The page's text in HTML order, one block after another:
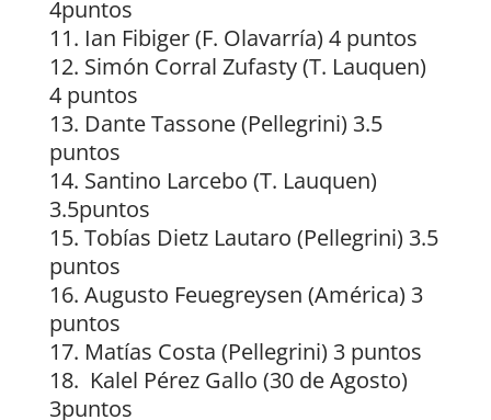
4puntos
11. Ian Fibiger (F. Olavarría) 4 puntos
12. Simón Corral Zufasty (T. Lauquen)
4 puntos
13. Dante Tassone (Pellegrini) 3.5
puntos
14. Santino Larcebo (T. Lauquen)
3.5puntos
15. Tobías Dietz Lautaro (Pellegrini) 3.5
puntos
16. Augusto Feuegreysen (América) 3
puntos
17. Matías Costa (Pellegrini) 3 puntos
18. Kalel Pérez Gallo (30 de Agosto)
3puntos